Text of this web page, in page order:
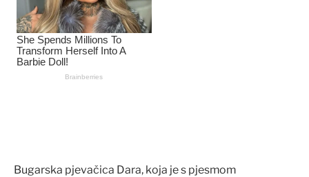
Bugarska pjevačica Dara, koja je s pjesmom